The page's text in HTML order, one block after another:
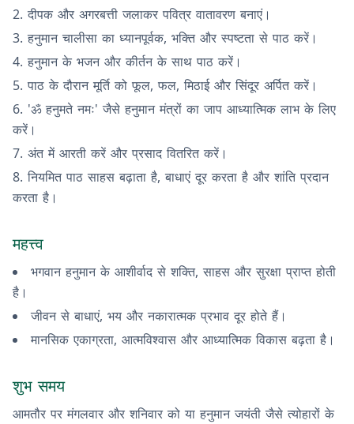
दीपक और अगरबत्ती जलाकर पवित्र वातावरण बनाएं।
हनुमान चालीसा का ध्यानपूर्वक, भक्ति और स्पष्टता से पाठ करें।
हनुमान के भजन और कीर्तन के साथ पाठ करें।
पाठ के दौरान मूर्ति को फूल, फल, मिठाई और सिंदूर अर्पित करें।
'ॐ हनुमते नमः' जैसे हनुमान मंत्रों का जाप आध्यात्मिक लाभ के लिए
करें।
अंत में आरती करें और प्रसाद वितरित करें।
नियमित पाठ साहस बढ़ाता है, बाधाएं दूर करता है और शांति प्रदान
करता है।
महत्त्व
भगवान हनुमान के आशीर्वाद से शक्ति, साहस और सुरक्षा प्राप्त होती
है।
जीवन से बाधाएं, भय और नकारात्मक प्रभाव दूर होते हैं।
मानसिक एकाग्रता, आत्मविश्वास और आध्यात्मिक विकास बढ़ता है।
शुभ समय
आमतौर पर मंगलवार और शनिवार को या हनुमान जयंती जैसे त्योहारों के